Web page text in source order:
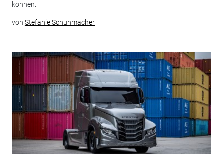
können.
von Stefanie Schuhmacher